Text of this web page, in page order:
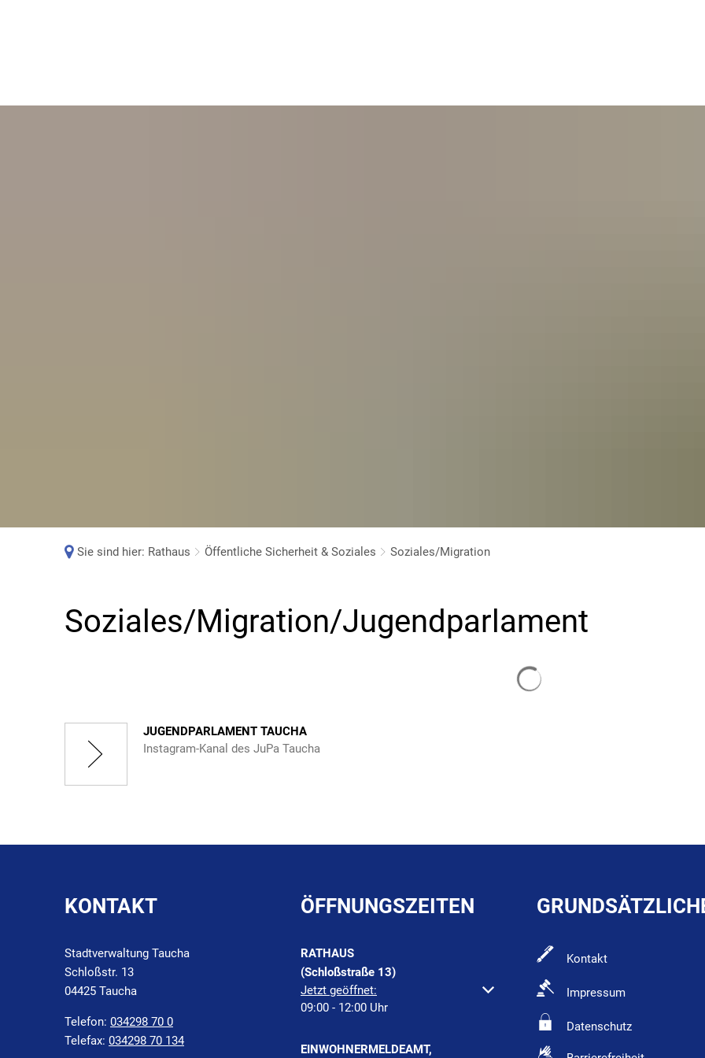
Sie sind hier: Rathaus Öffentliche Sicherheit & Soziales Soziales/Migration
Soziales/Migration
Soziales/Migration/Jugendparlament
JUGENDPARLAMENT TAUCHA
Instagram-Kanal des JuPa Taucha
KONTAKT
Stadtverwaltung Taucha
Schloßstr. 13
04425 Taucha
Telefon: 034298 70 0
Telefax: 034298 70 134
ÖFFNUNGSZEITEN
RATHAUS
(Schloßstraße 13)
Klicken, um weitere Öffnungs- oder Schließzeiten auszublenden
Jetzt geöffnet:
09:00 - 12:00 Uhr
EINWOHNERMELDEAMT,
Kontakt
Impressum
Datenschutz